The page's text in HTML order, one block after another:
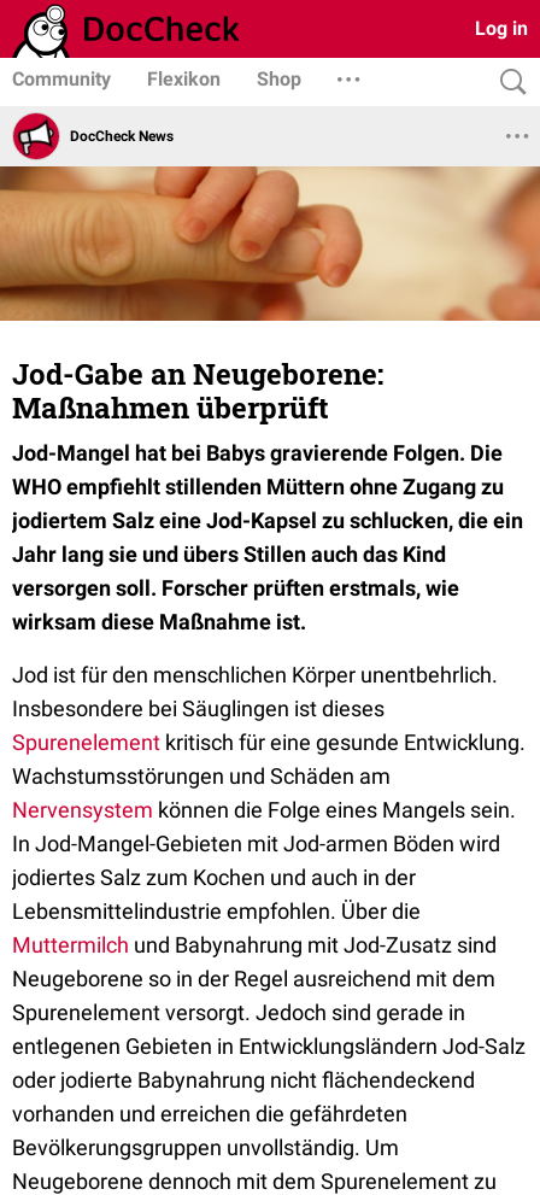
Log in
Community Flexikon Shop
DocCheck News
Jod-Gabe an Neugeborene:
Maßnahmen überprüft
Jod-Mangel hat bei Babys gravierende Folgen. Die
WHO empfiehlt stillenden Müttern ohne Zugang zu
jodiertem Salz eine Jod-Kapsel zu schlucken, die ein
Jahr lang sie und übers Stillen auch das Kind
versorgen soll. Forscher prüften erstmals, wie
wirksam diese Maßnahme ist.
Jod ist für den menschlichen Körper unentbehrlich.
Insbesondere bei Säuglingen ist dieses
Spurenelement kritisch für eine gesunde Entwicklung.
Wachstumsstörungen und Schäden am
Nervensystem können die Folge eines Mangels sein.
In Jod-Mangel-Gebieten mit Jod-armen Böden wird
jodiertes Salz zum Kochen und auch in der
Lebensmittelindustrie empfohlen. Über die
Muttermilch und Babynahrung mit Jod-Zusatz sind
Neugeborene so in der Regel ausreichend mit dem
Spurenelement versorgt. Jedoch sind gerade in
entlegenen Gebieten in Entwicklungsländern Jod-Salz
oder jodierte Babynahrung nicht flächendeckend
vorhanden und erreichen die gefährdeten
Bevölkerungsgruppen unvollständig. Um
Neugeborene dennoch mit dem Spurenelement zu